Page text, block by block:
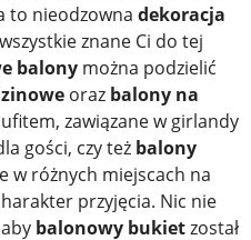
to nieodzowna dekoracja
znane Ci do tej
balony można podzielić
oraz balony na
zawiązane w girlandy
gości, czy też balony
w różnych miejscach na
przyjęcia. Nic nie
balonowy bukietzostał